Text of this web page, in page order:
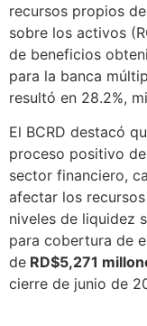
recursos propios
sobre los activos
de beneficios
para la banca
resultó en 28.2%,
El BCRD destacó
proceso positivo
sector financiero,
afectar los
niveles de liquidez
para cobertura de
de RD$5,271
cierre de junio de